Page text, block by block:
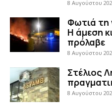
8 Αυγούστου
Φωτιά τη
Η άμεση
πρόλαβε
8 Αυγούστου
Στέλιος
8 Αυγούστου